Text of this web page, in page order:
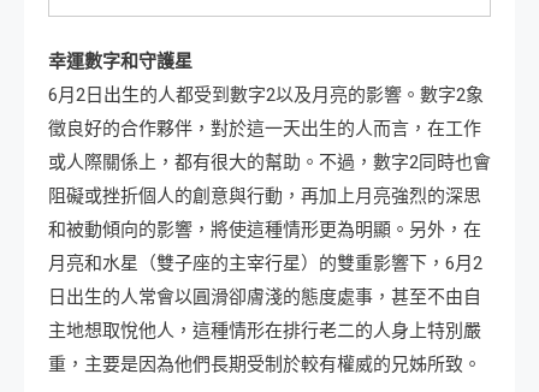
幸運數字和守護星
6月2日出生的人都受到數字2以及月亮的影響。數字2象
徵良好的合作夥伴，對於這一天出生的人而言，在工作
或人際關係上，都有很大的幫助。不過，數字2同時也會
阻礙或挫折個人的創意與行動，再加上月亮強烈的深思
和被動傾向的影響，將使這種情形更為明顯。另外，在
月亮和水星（雙子座的主宰行星）的雙重影響下，6月2
日出生的人常會以圓滑卻膚淺的態度處事，甚至不由自
主地想取悅他人，這種情形在排行老二的人身上特別嚴
重，主要是因為他們長期受制於較有權威的兄姊所致。